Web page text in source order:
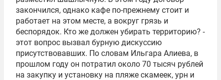
закончился, однако кафе по-прежнему стоит и
работает на этом месте, а вокруг грязь и
беспорядок. Кто же должен убирать территорию? -
этот вопрос вызвал бурную дискуссию
присутствовавших. По словам Ильгара Алиева, в
прошлом году он потратил около 70 тысяч рублей
на закупку и установку на пляже скамеек, урн и